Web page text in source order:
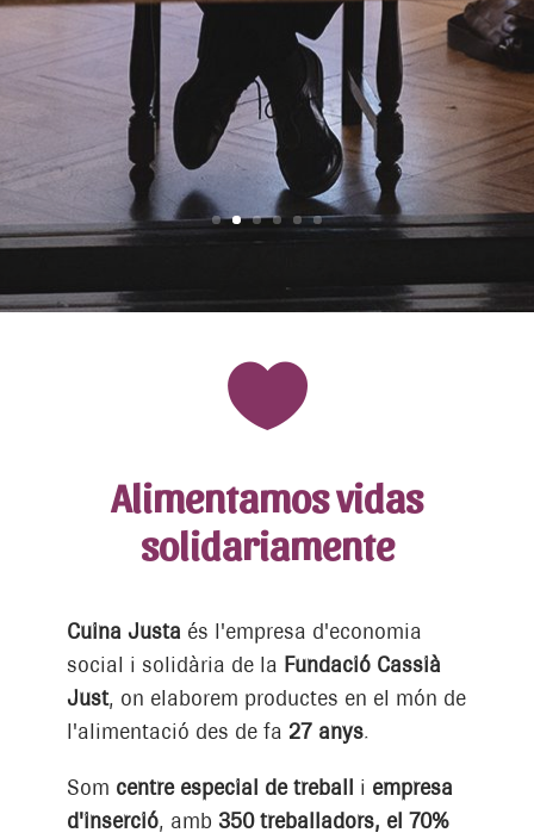

Alimentamos vidas
solidariamente
Cuina Justa és l'empresa d'economia
social i solidària de la Fundació Cassià
Just, on elaborem productes en el món de
l'alimentació des de fa 27 anys.
Som centre especial de treball i empresa
d'inserció, amb 350 treballadors, el 70%